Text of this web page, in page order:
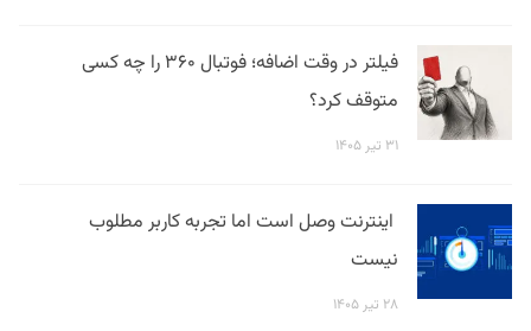
فیلتر در وقت اضافه؛ فوتبال ۳۶۰ را چه کسی
متوقف کرد؟
۳۱ تیر ۱۴۰۵
اینترنت وصل است اما تجربه کاربر مطلوب
نیست
۲۸ تیر ۱۴۰۵